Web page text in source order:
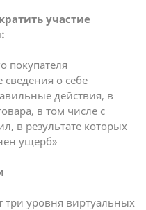
участие
покупателя
сведения о себе
действия, в
в том числе с
в результате которых
ущерб»
три уровня виртуальных